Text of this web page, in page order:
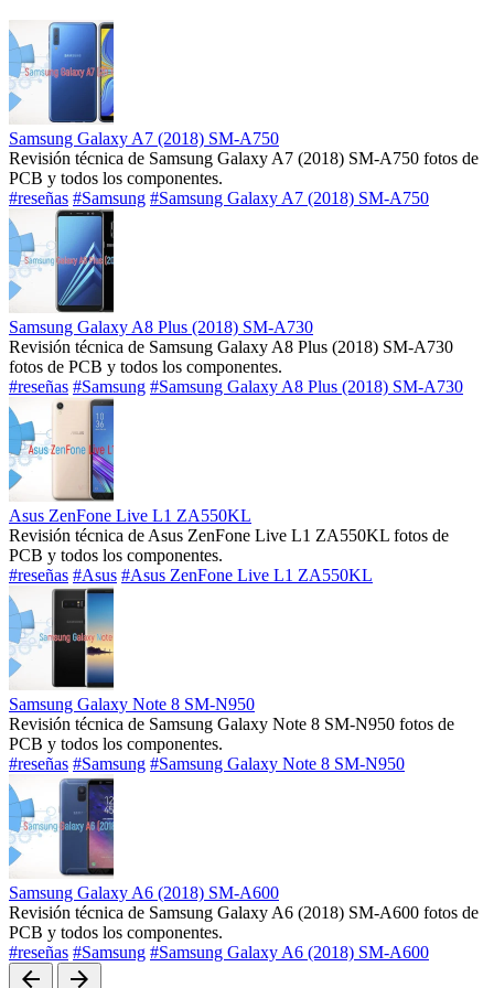
Samsung Galaxy A7 (2018) SM-A750
Revisión técnica de Samsung Galaxy A7 (2018) SM-A750 fotos de
PCB y todos los componentes.
#reseñas #Samsung #Samsung Galaxy A7 (2018) SM-A750
Samsung Galaxy A8 Plus (2018) SM-A730
Revisión técnica de Samsung Galaxy A8 Plus (2018) SM-A730
fotos de PCB y todos los componentes.
#reseñas #Samsung #Samsung Galaxy A8 Plus (2018) SM-A730
Asus ZenFone Live L1 ZA550KL
Revisión técnica de Asus ZenFone Live L1 ZA550KL fotos de
PCB y todos los componentes.
#reseñas #Asus #Asus ZenFone Live L1 ZA550KL
Samsung Galaxy Note 8 SM-N950
Revisión técnica de Samsung Galaxy Note 8 SM-N950 fotos de
PCB y todos los componentes.
#reseñas #Samsung #Samsung Galaxy Note 8 SM-N950
Samsung Galaxy A6 (2018) SM-A600
Revisión técnica de Samsung Galaxy A6 (2018) SM-A600 fotos de
PCB y todos los componentes.
#reseñas #Samsung #Samsung Galaxy A6 (2018) SM-A600
arrow_back arrow_forward